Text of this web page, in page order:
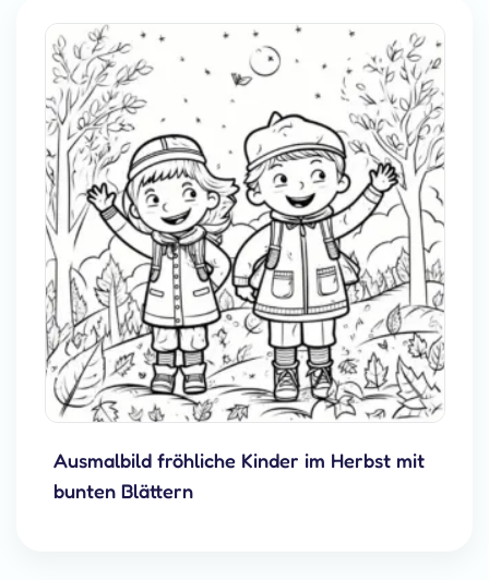
Ausmalbild fröhliche Kinder im Herbst mit
bunten Blättern